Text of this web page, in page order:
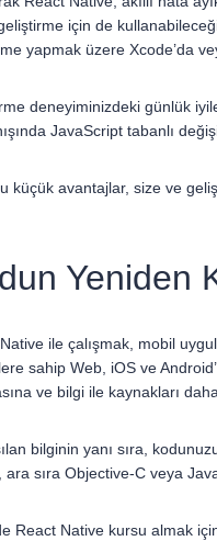
için de
yapmak üzere Xcode’da
deneyiminizdeki günlük
JavaScript tabanlı
küçük avantajlar, size ve
Yeniden
ile çalışmak, mobil
sahip Web, iOS ve
ve bilgi ile kaynakları
bilginin yanı sıra,
ara sıra Objective-C veya
React Native kursu almak